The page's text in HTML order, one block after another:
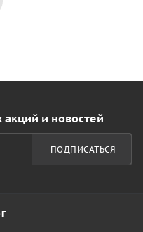
акций и новостей
ПОДПИСАТЬСЯ